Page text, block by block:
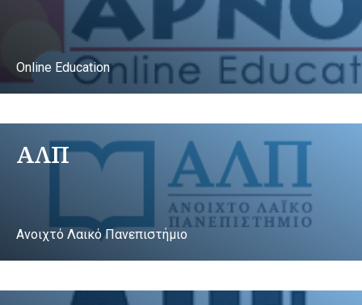
Online Education
ΑΛΠ
Ανοιχτό Λαικό Πανεπιστήμιο